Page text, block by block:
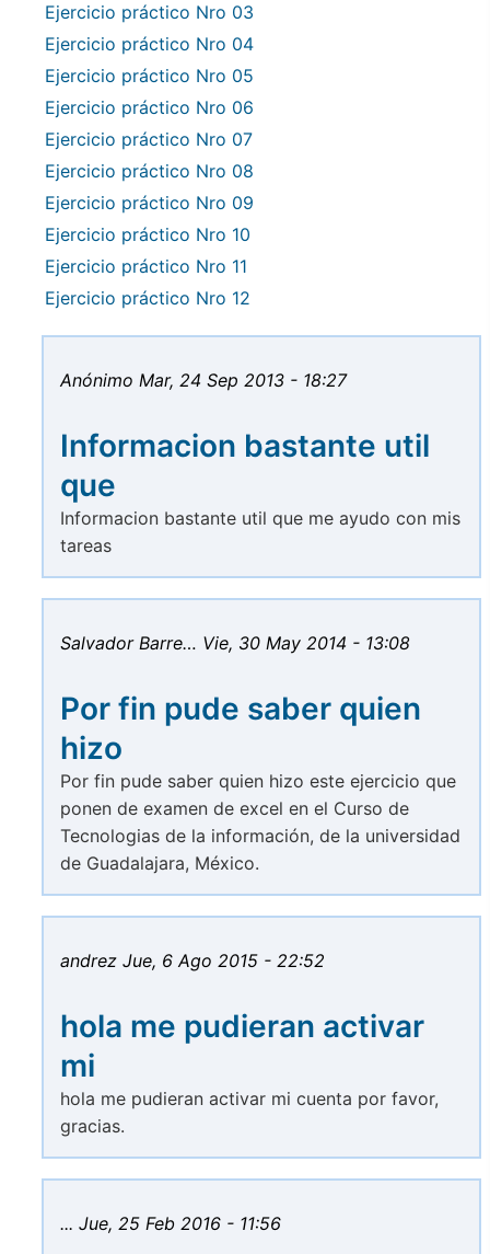
Ejercicio práctico Nro 03
Ejercicio práctico Nro 04
Ejercicio práctico Nro 05
Ejercicio práctico Nro 06
Ejercicio práctico Nro 07
Ejercicio práctico Nro 08
Ejercicio práctico Nro 09
Ejercicio práctico Nro 10
Ejercicio práctico Nro 11
Ejercicio práctico Nro 12
Anónimo Mar, 24 Sep 2013 - 18:27
Informacion bastante util
que
Informacion bastante util que me ayudo con mis
tareas
Salvador Barre… Vie, 30 May 2014 - 13:08
Por fin pude saber quien
hizo
Por fin pude saber quien hizo este ejercicio que
ponen de examen de excel en el Curso de
Tecnologias de la información, de la universidad
de Guadalajara, México.
andrez Jue, 6 Ago 2015 - 22:52
hola me pudieran activar
mi
hola me pudieran activar mi cuenta por favor,
gracias.
... Jue, 25 Feb 2016 - 11:56